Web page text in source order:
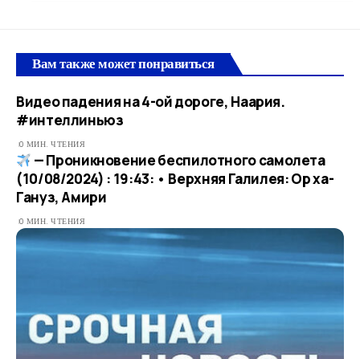
Вам также может понравиться
Видео падения на 4-ой дороге, Наария.
#интеллиньюз
0 МИН. ЧТЕНИЯ
— Проникновение беспилотного самолета
(10/08/2024) : 19:43: • Верхняя Галилея: Ор ха-
Гануз, Амири
0 МИН. ЧТЕНИЯ